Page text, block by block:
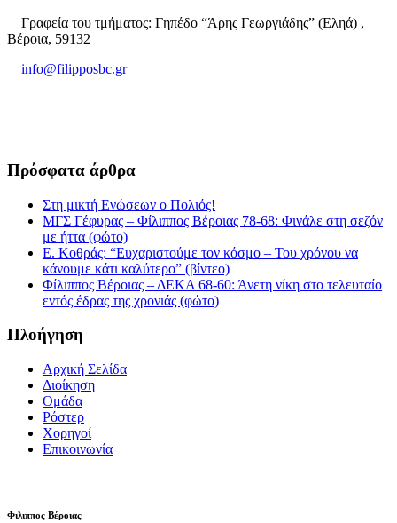
Γραφεία του τμήματος: Γηπέδο “Άρης Γεωργιάδης” (Εληά) ,
Βέροια, 59132
info@filipposbc.gr
Πρόσφατα άρθρα
Στη μικτή Ενώσεων ο Πολιός!
ΜΓΣ Γέφυρας – Φίλιππος Βέροιας 78-68: Φινάλε στη σεζόν
με ήττα (φώτο)
Ε. Κοθράς: “Ευχαριστούμε τον κόσμο – Του χρόνου να
κάνουμε κάτι καλύτερο” (βίντεο)
Φίλιππος Βέροιας – ΔΕΚΑ 68-60: Άνετη νίκη στο τελευταίο
εντός έδρας της χρονιάς (φώτο)
Πλοήγηση
Αρχική Σελίδα
Διοίκηση
Ομάδα
Ρόστερ
Χορηγοί
Επικοινωνία
Φιλιππος Βέροιας